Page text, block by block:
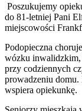
Poszukujemy
do 81-letniej Pani
miejscowości
Podopieczna
wózku inwalidzkim,
przy codziennych
prowadzeniu domu.
wspiera opiekunkę.